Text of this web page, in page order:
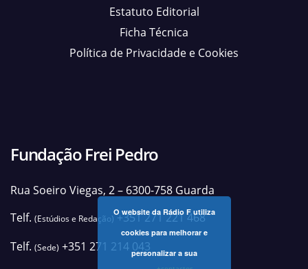
Estatuto Editorial
Ficha Técnica
Política de Privacidade e Cookies
Fundação Frei Pedro
Rua Soeiro Viegas, 2 – 6300-758 Guarda
Telf. (Estúdios e Redação)+351 271 221 468
Telf. (Sede) +351 271 214 043
O website da Rádio F utiliza
cookies para melhorar e
personalizar a sua